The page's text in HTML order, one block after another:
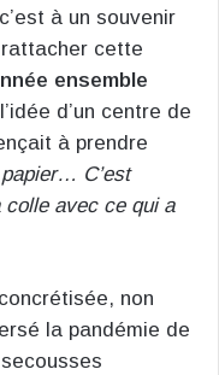
à un souvenir
rattacher cette
ensemble
d’un centre de
à prendre
C’est
avec ce qui a
non
la pandémie de